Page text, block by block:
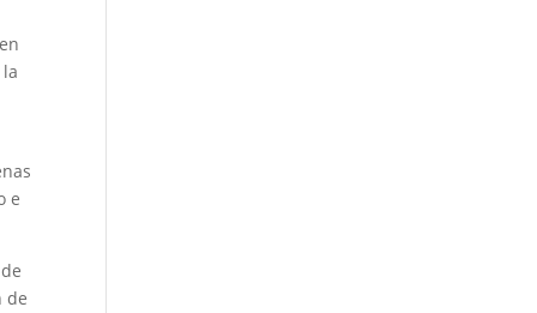
e
de